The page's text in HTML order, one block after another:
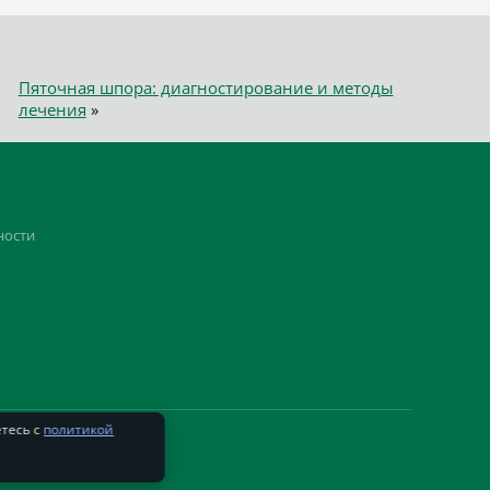
Пяточная шпора: диагностирование и методы
лечения »
с политикой